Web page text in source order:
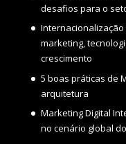
desafios para o
marketing,
crescimento
5 boas práticas de
arquitetura
Marketing Digital
no cenário global